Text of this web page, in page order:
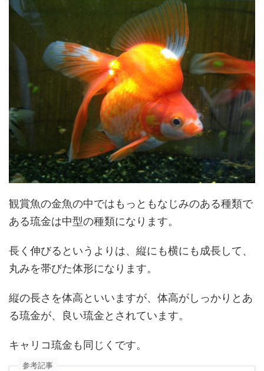
観賞魚の金魚の中ではもっともなじみのある種類で
ある琉金は中型の種類になります。
長く伸びるというよりは、縦にも横にも成長して、
丸みを帯びた体形になります。
縦の長さを体高といいますが、体高がしっかりとあ
る琉金が、良い琉金とされています。
キャリコ琉金も同じくです。
参考記事